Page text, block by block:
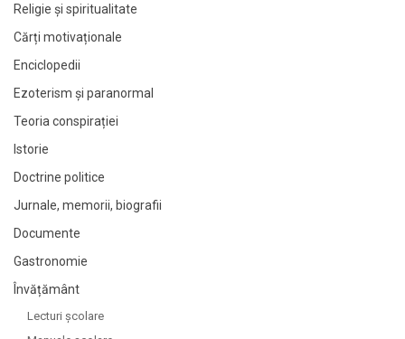
Religie și spiritualitate
Cărți motivaționale
Enciclopedii
Ezoterism și paranormal
Teoria conspirației
Istorie
Doctrine politice
Jurnale, memorii, biografii
Documente
Gastronomie
Învățământ
Lecturi şcolare